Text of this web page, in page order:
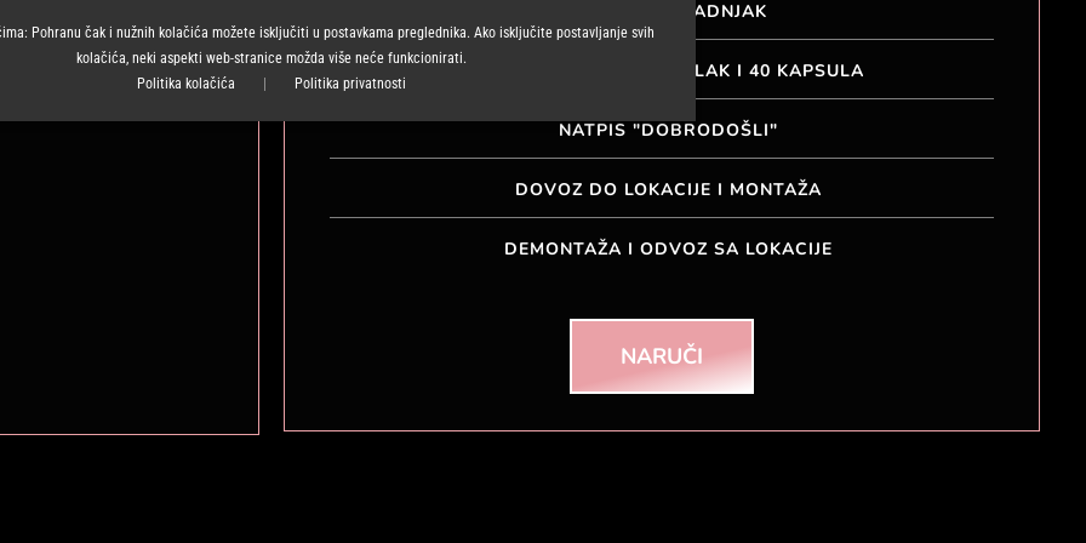
RED BULL HLADNJAK
APARAT ZA KAVU + STALAK I 40 KAPSULA
NATPIS "DOBRODOŠLI"
DOVOZ DO LOKACIJE I MONTAŽA
DEMONTAŽA I ODVOZ SA LOKACIJE
NARUČI
Pohranu čak i nužnih kolačića možete isključiti u postavkama preglednika. Ako isključite postavljanje svih
kolačića, neki aspekti web-stranice možda više neće funkcionirati.
Politika kolačića
Politika privatnosti